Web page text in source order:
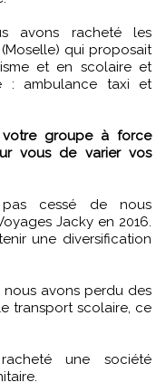
avons racheté les
qui proposait
et en scolaire et
: ambulance taxi et
votre groupe à force
vous de varier vos
pas cessé de nous
Jacky en 2016.
une diversification
nous avons perdu des
transport scolaire, ce
une société